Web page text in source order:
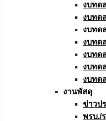
งบทด
งบทด
งบทด
งบทด
งบทด
งบทด
งบทด
งานพัสดุ
ข่าวป
พรบ./